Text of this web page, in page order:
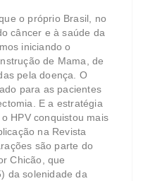
o próprio Brasil, no
câncer e à saúde da
iniciando o
de Mama, de
pela doença. O
para as pacientes
E a estratégia
HPV conquistou mais
na Revista
são parte do
Chicão, que
da solenidade da